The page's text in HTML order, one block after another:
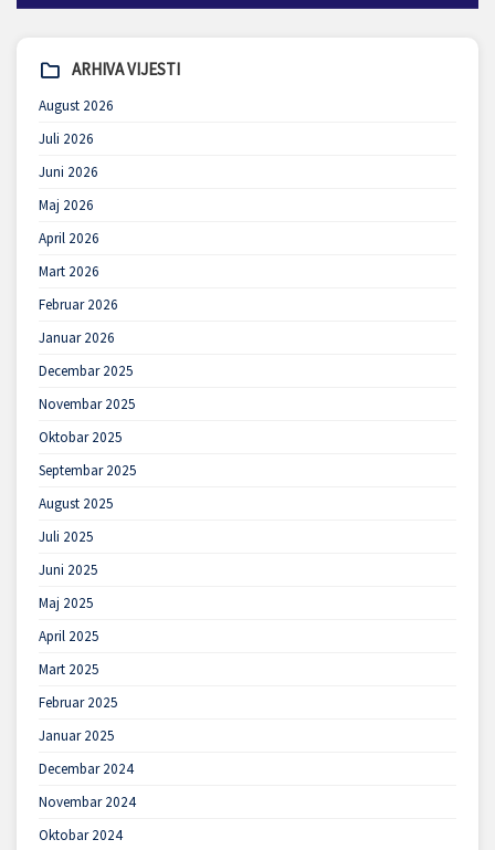
ARHIVA VIJESTI
August 2026
Juli 2026
Juni 2026
Maj 2026
April 2026
Mart 2026
Februar 2026
Januar 2026
Decembar 2025
Novembar 2025
Oktobar 2025
Septembar 2025
August 2025
Juli 2025
Juni 2025
Maj 2025
April 2025
Mart 2025
Februar 2025
Januar 2025
Decembar 2024
Novembar 2024
Oktobar 2024